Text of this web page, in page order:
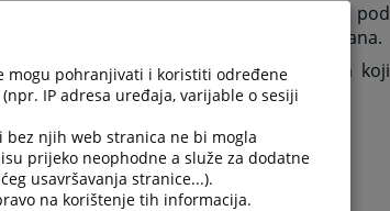
vrši se u prostorijama pisarnice i pod
za primanje lica koja nisu pozvana.
dužan postupati u skladu sa zakonom koji
mogu pohranjivati i koristiti određene
IP adresa uređaja, varijable o sesiji
njih web stranica ne bi mogla
prijeko neophodne a služe za dodatne
usavršavanja stranice...).
na korištenje tih informacija.